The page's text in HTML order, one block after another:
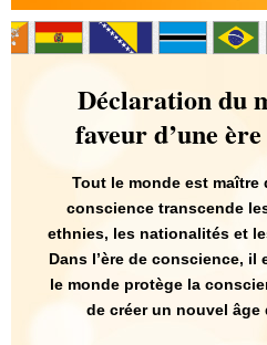
Déclaration du
faveur d’une
Tout le monde est maître
conscience transcende
ethnies, les nationalités et
Dans l’ère de conscience,
le monde protège la
de créer un nouvel âge